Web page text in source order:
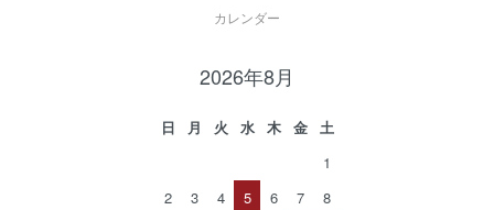
カレンダー
2026年8月
日 月 火 水 木 金
土
1
2
3 4 5 6 7
8